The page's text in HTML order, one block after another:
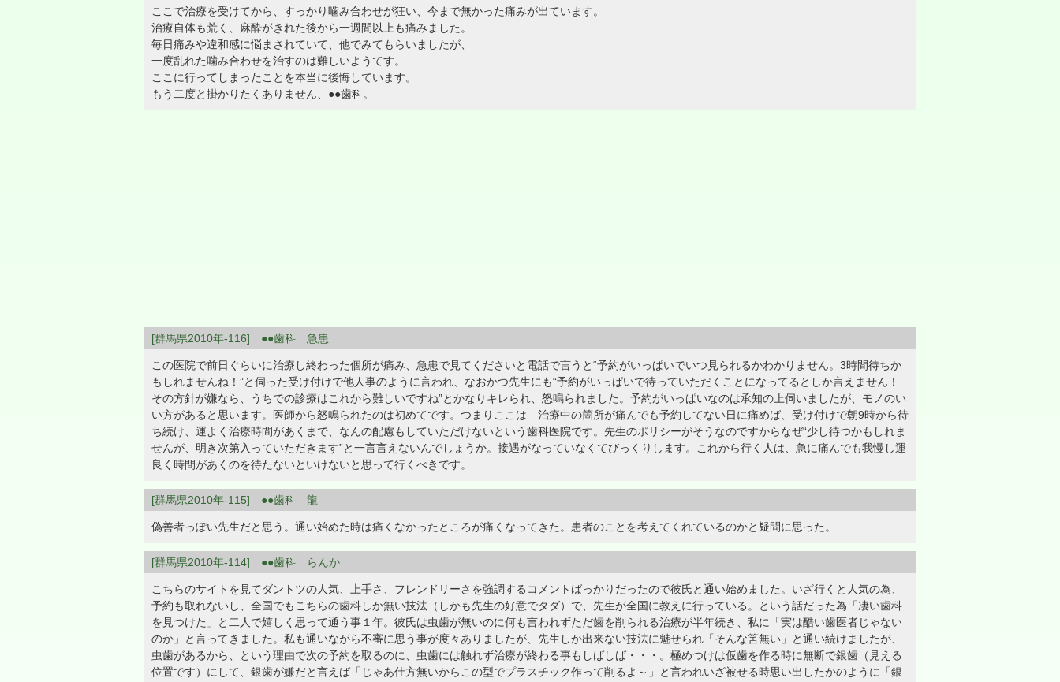
ここで治療を受けてから、すっかり噛み合わせが狂い、今まで無かった痛みが出ています。
治療自体も荒く、麻酔がきれた後から一週間以上も痛みました。
毎日痛みや違和感に悩まされていて、他でみてもらいましたが、
一度乱れた噛み合わせを治すのは難しいようてす。
ここに行ってしまったことを本当に後悔しています。
もう二度と掛かりたくありません、●●歯科。
[群馬県2010年-116] ●●歯科 急患
この医院で前日ぐらいに治療し終わった個所が痛み、急患で見てくださいと電話で言うと“予約がいっぱいでいつ見られるかわかりません。3時間待ちか
もしれませんね！”と伺った受け付けで他人事のように言われ、なおかつ先生にも“予約がいっぱいで待っていただくことになってるとしか言えません！
その方針が嫌なら、うちでの診療はこれから難しいですね”とかなりキレられ、怒鳴られました。予約がいっぱいなのは承知の上伺いましたが、モノのい
い方があると思います。医師から怒鳴られたのは初めてです。つまりここは 治療中の箇所が痛んでも予約してない日に痛めば、受け付けで朝9時から待
ち続け、運よく治療時間があくまで、なんの配慮もしていただけないという歯科医院です。先生のポリシーがそうなのですからなぜ“少し待つかもしれま
せんが、明き次第入っていただきます”と一言言えないんでしょうか。接遇がなっていなくてびっくりします。これから行く人は、急に痛んでも我慢し運
良く時間があくのを待たないといけないと思って行くべきです。
[群馬県2010年-115] ●●歯科 龍
偽善者っぽい先生だと思う。通い始めた時は痛くなかったところが痛くなってきた。患者のことを考えてくれているのかと疑問に思った。
[群馬県2010年-114] ●●歯科 らんか
こちらのサイトを見てダントツの人気、上手さ、フレンドリーさを強調するコメントばっかりだったので彼氏と通い始めました。いざ行くと人気の為、
予約も取れないし、全国でもこちらの歯科しか無い技法（しかも先生の好意でタダ）で、先生が全国に教えに行っている。という話だった為「凄い歯科
を見つけた」と二人で嬉しく思って通う事１年。彼氏は虫歯が無いのに何も言われずただ歯を削られる治療が半年続き、私に「実は酷い歯医者じゃない
のか」と言ってきました。私も通いながら不審に思う事が度々ありましたが、先生しか出来ない技法に魅せられ「そんな筈無い」と通い続けましたが、
虫歯があるから、という理由で次の予約を取るのに、虫歯には触れず治療が終わる事もしばしば・・・。極めつけは仮歯を作る時に無断で銀歯（見える
位置です）にして、銀歯が嫌だと言えば「じゃあ仕方無いからこの型でプラスチック作って削るよ～」と言われいざ被せる時思い出したかのように「銀